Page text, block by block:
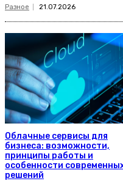
Разное 21.07.2026
Облачные сервисы для
бизнеса: возможности,
принципы работы и
особенности
решений